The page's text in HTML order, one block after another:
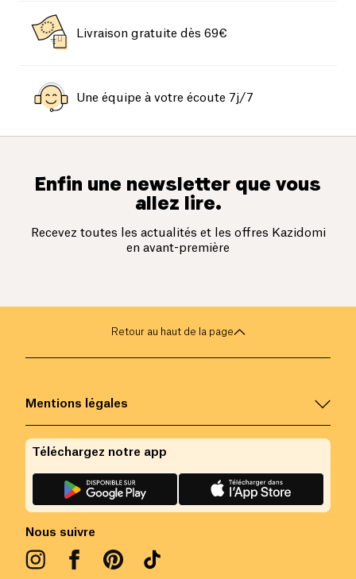
Livraison gratuite dès 69€
Une équipe à votre écoute 7j/7
Enfin une newsletter que vous
allez lire.
Recevez toutes les actualités et les offres Kazidomi
en avant-première
Retour au haut de la page
Mentions légales
Nous suivre
Téléchargez notre app